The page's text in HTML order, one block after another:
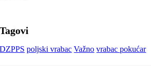
Tagovi
DZPPS poljski vrabac Važno vrabac pokućar